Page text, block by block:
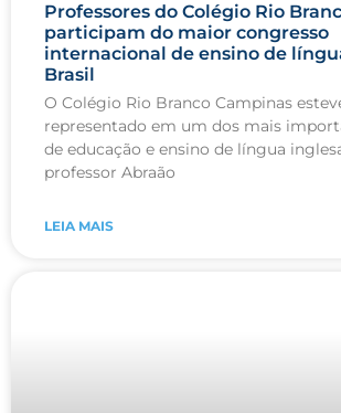
Professores do Colégio Rio
participam do maior congresso
internacional de ensino de
Brasil
O Colégio Rio Branco Campinas
representado em um dos mais
de educação e ensino de língua
professor Abraão
LEIA MAIS